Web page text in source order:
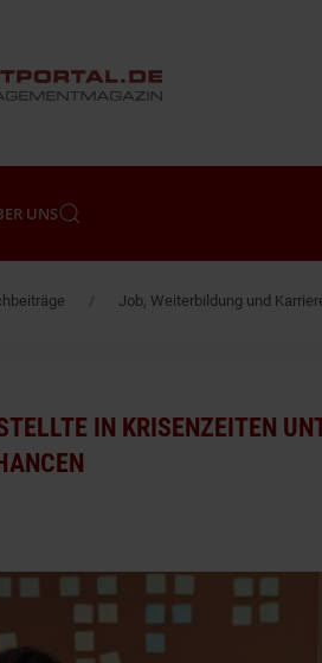
UNS
Job, Weiterbildung und
IN KRISENZEITEN